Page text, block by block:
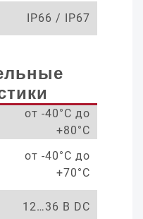
IP66 / IP67
от -40°С до
+80°С
от -40°С до
+70°С
12…36 В DC